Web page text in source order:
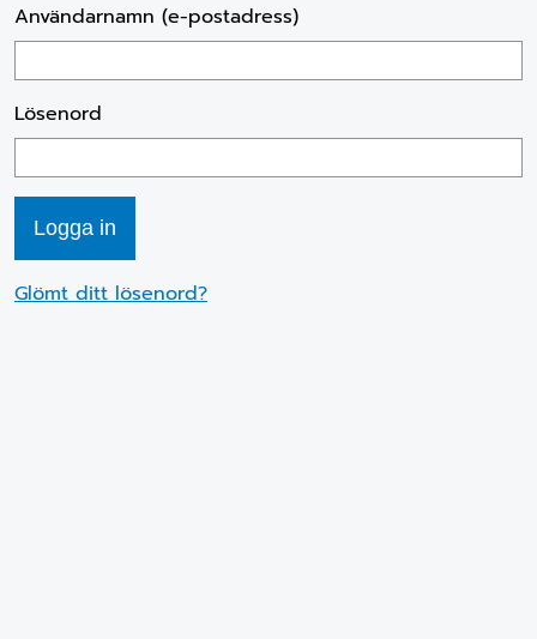
Användarnamn (e-postadress)
Lösenord
Glömt ditt lösenord?